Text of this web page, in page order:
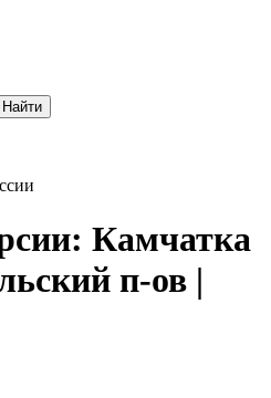
Найти
Камчатка
п-ов |